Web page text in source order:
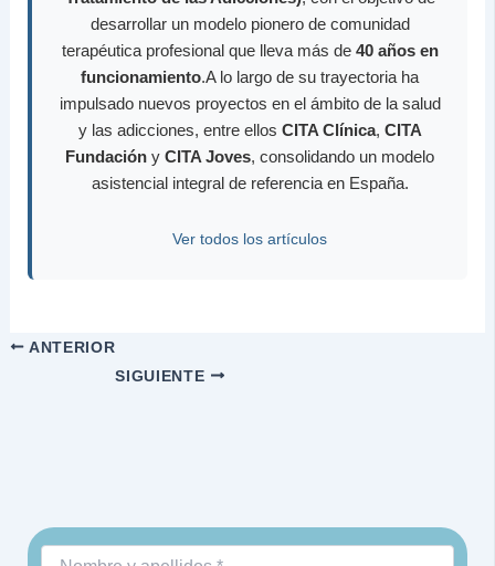
desarrollar un modelo pionero de comunidad
terapéutica profesional que lleva más de 40 años en
funcionamiento.A lo largo de su trayectoria ha
impulsado nuevos proyectos en el ámbito de la salud
y las adicciones, entre ellos CITA Clínica, CITA
Fundación y CITA Joves, consolidando un modelo
asistencial integral de referencia en España.
Ver todos los artículos
ANTERIOR
SIGUIENTE